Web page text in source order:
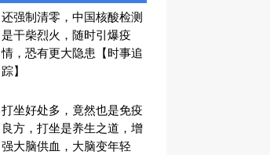
还强制清零，中国核酸检测
是干柴烈火，随时引爆疫
情，恐有更大隐患【时事追
踪】
打坐好处多，竟然也是免疫
良方，打坐是养生之道，增
强大脑供血，大脑变年轻